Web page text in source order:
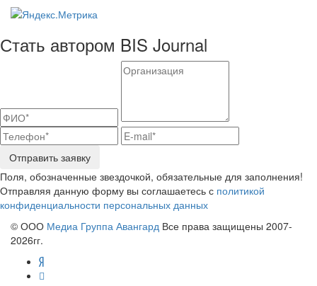
Стать автором BIS Journal
Отправить заявку
Поля, обозначенные звездочкой, обязательные для заполнения!
Отправляя данную форму вы соглашаетесь с политикой
конфиденциальности персональных данных
© ООО Медиа Группа Авангард Все права защищены 2007-
2026гг.